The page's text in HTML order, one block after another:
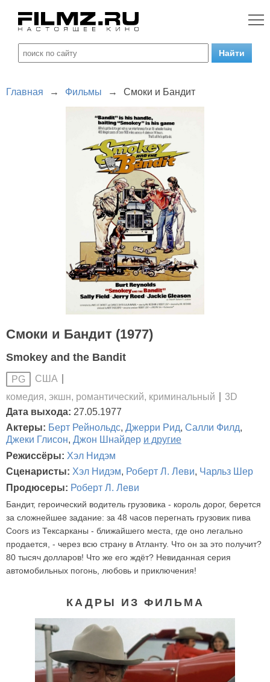
Главная → Фильмы → Смоки и Бандит
Смоки и Бандит (1977)
Smokey and the Bandit
PG
США
комедия, экшн, романтический, криминальный
3D
Дата выхода: 27.05.1977
Актеры: Берт Рейнольдс, Джерри Рид, Салли Филд,
Джеки Глисон, Джон Шнайдер и другие
Режиссёры: Хэл Нидэм
Сценаристы: Хэл Нидэм, Роберт Л. Леви, Чарльз Шер
Продюсеры: Роберт Л. Леви
Бандит, героический водитель грузовика - король дорог, берется
за сложнейшее задание: за 48 часов перегнать грузовик пива
Coors из Тексарканы - ближайшего места, где оно легально
продается, - через всю страну в Атланту. Что он за это получит?
80 тысяч долларов! Что же его ждёт? Невиданная серия
автомобильных погонь, любовь и приключения!
КАДРЫ ИЗ ФИЛЬМА